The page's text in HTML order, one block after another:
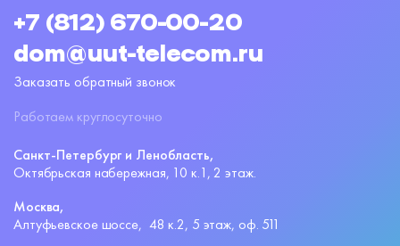
+7 (812) 670-00-20
dom@uut-telecom.ru
Заказать обратный звонок
Работаем круглосуточно
Санкт-Петербург и Ленобласть,
Октябрьская набережная, 10 к.1, 2 этаж.
Москва,
Алтуфьевское шоссе, 48 к.2, 5 этаж, оф. 511